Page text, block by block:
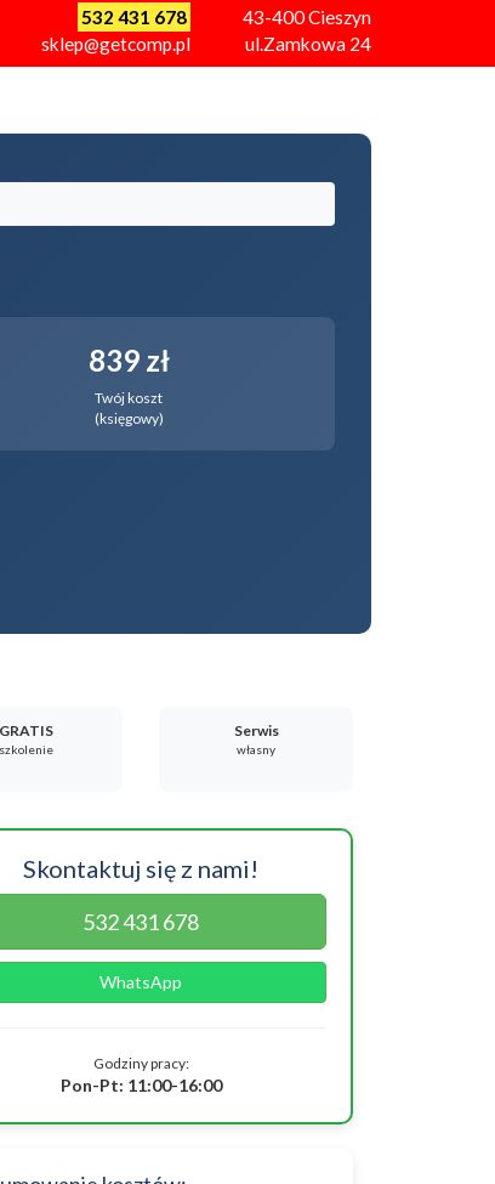
532 431 678
sklep@getcomp.pl
43-400Cieszyn
ul.Zamkowa 24
839 zł
Twój koszt
(księgowy)
GRATIS
szkolenie
Serwis
własny
Skontaktuj się z nami!
532 431 678
WhatsApp
Godziny pracy:
Pon-Pt: 11:00-16:00